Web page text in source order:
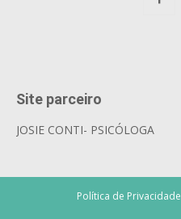
Site parceiro
JOSIE CONTI- PSICÓLOGA
Política de Privacidade